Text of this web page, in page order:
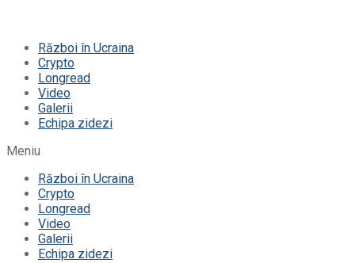
Război în Ucraina
Crypto
Longread
Video
Galerii
Echipa zidezi
Meniu
Război în Ucraina
Crypto
Longread
Video
Galerii
Echipa zidezi